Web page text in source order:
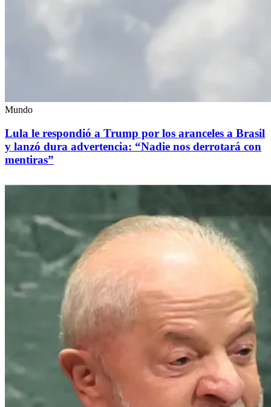
Mundo
Lula le respondió a Trump por los aranceles a Brasil
y lanzó dura advertencia: “Nadie nos derrotará con
mentiras”